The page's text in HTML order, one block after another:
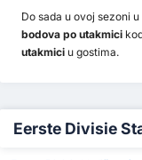
Do sada u ovoj sezoni
bodova po utakmici
utakmici u gostima.
Eerste Divisie